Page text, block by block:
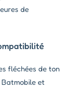
de
fléchées de ton
et